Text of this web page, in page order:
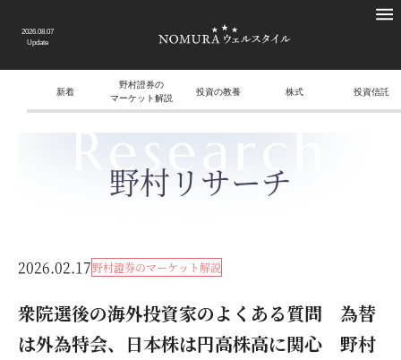
2026.08.07
Update
新着
野村證券の
マーケット解説
投資の教養 株式 投資信託
Research
野村リサーチ
2026.02.17野村證券のマーケット解説
衆院選後の海外投資家のよくある質問 為替
は外為特会、日本株は円高株高に関心 野村